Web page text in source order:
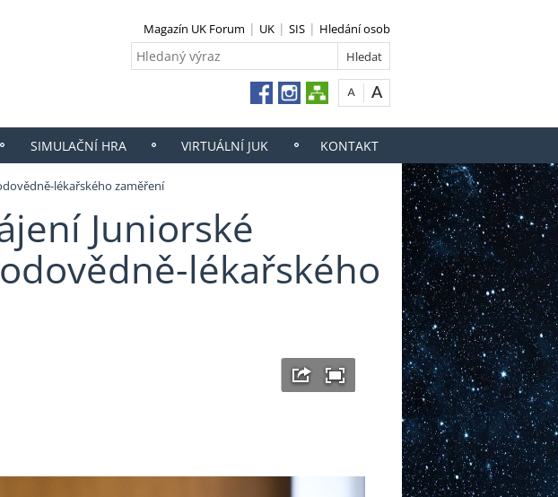
Magazín UK Forum UK SIS Hledání osob
SIMULAČNÍ HRA VIRTUÁLNÍ JUK KONTAKT
lékařského zaměření
Juniorské
lékařského